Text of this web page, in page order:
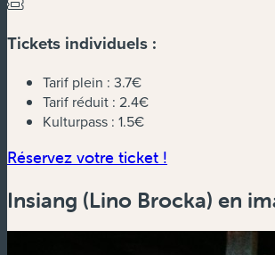
Tickets individuels :
Tarif plein : 3.7€
Tarif réduit : 2.4€
Kulturpass : 1.5€
Réservez votre ticket !
Insiang (Lino Brocka) en